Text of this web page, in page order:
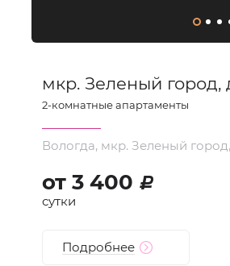
мкр. Зеленый город,
2-комнатные апартаменты
Вологда, мкр. Зеленый город,
от 3 400 d
сутки
Подробнее